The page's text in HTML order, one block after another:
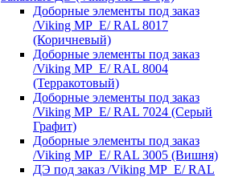
Доборные элементы под заказ
/Viking MP_E/ RAL 8017
(Коричневый)
Доборные элементы под заказ
/Viking MP_E/ RAL 8004
(Терракотовый)
Доборные элементы под заказ
/Viking MP_E/ RAL 7024 (Серый
Графит)
Доборные элементы под заказ
/Viking MP_E/ RAL 3005 (Вишня)
ДЭ под заказ /Viking MP_E/ RAL